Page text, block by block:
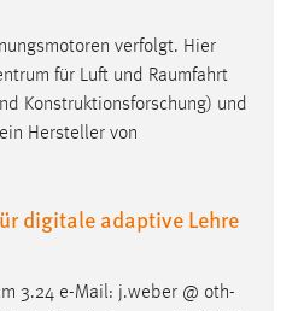
verfolgt. Hier
für Luft und Raumfahrt
Konstruktionsforschung) und
Hersteller von
digitale adaptive Lehre
3.24 e-Mail: j.weber @ oth-